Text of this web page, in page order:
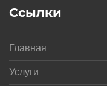
Ссылки
Главная
Услуги